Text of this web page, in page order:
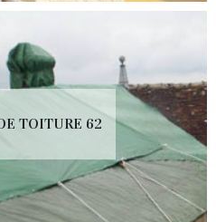
TOITURE 62